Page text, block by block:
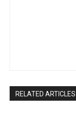
RELATED ARTICLES